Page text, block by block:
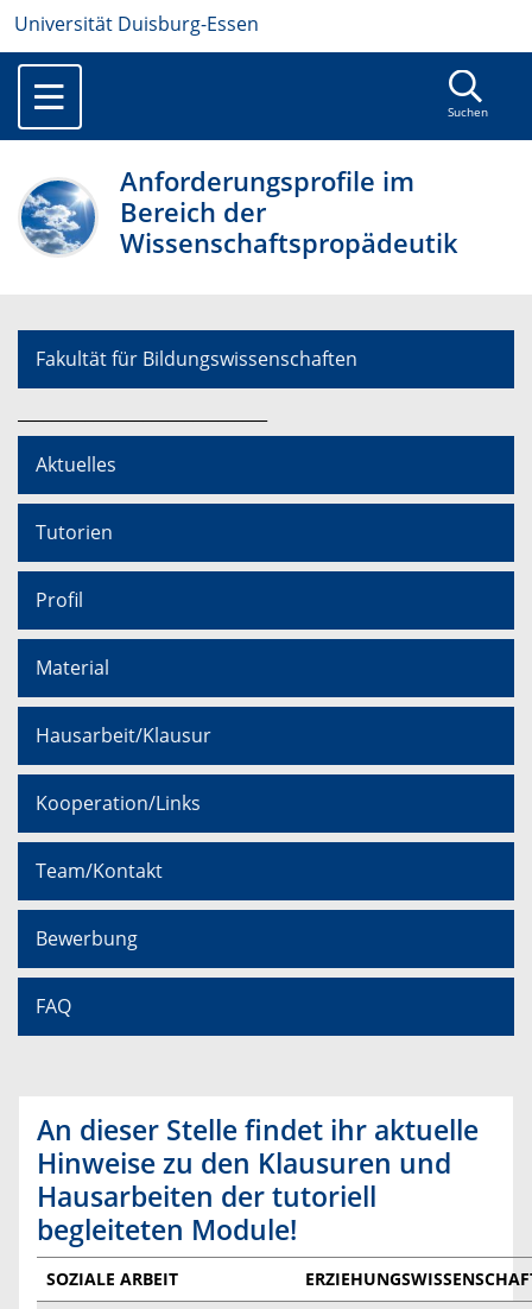
Universität Duisburg-Essen
Suchen
Anforderungsprofile im
Bereich der
Wissenschaftspropädeutik
Fakultät für Bildungswissenschaften
Aktuelles
Tutorien
Profil
Material
Hausarbeit/Klausur
Kooperation/Links
Team/Kontakt
Bewerbung
FAQ
An dieser Stelle findet ihr aktuelle
Hinweise zu den Klausuren und
Hausarbeiten der tutoriell
begleiteten Module!
SOZIALE ARBEIT